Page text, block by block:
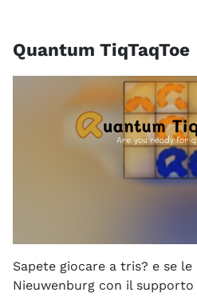
Quantum TiqTaqToe
Sapete giocare a tris? e se
Nieuwenburg con il